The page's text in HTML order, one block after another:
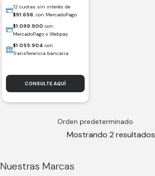
12 cuotas sin interés de
$91.658, con MercadoPago
$1.099.900 con
MercadoPago o Webpay
$1.055.904 con
Transferencia bancaria
CONSULTE AQUÍ
Mostrando 2 resultados
Nuestras Marcas